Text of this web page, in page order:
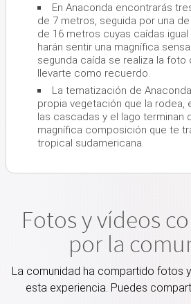
En Anaconda encontrarás
de 7 metros, seguida por una
de 16 metros cuyas caídas
harán sentir una magnífica
segunda caída se realiza la foto
llevarte como recuerdo.
La tematización de
propia vegetación que la rodea,
las cascadas y el lago terminan
magnífica composición que te
tropical sudamericana.
Fotos y vídeos
por la
La comunidad ha compartido fotos
esta experiencia. Puedes